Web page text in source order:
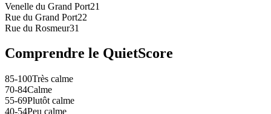
Venelle du Grand Port21
Rue du Grand Port22
Rue du Rosmeur31
Comprendre le QuietScore
85-100Très calme
70-84Calme
55-69Plutôt calme
40-54Peu calme